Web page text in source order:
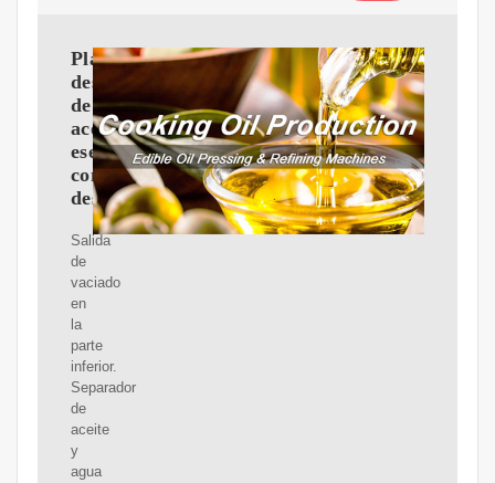
Planta
destiladora
de
aceites
esenciales
con
destilador
Salida
de
vaciado
en
la
parte
inferior.
Separador
de
aceite
y
agua